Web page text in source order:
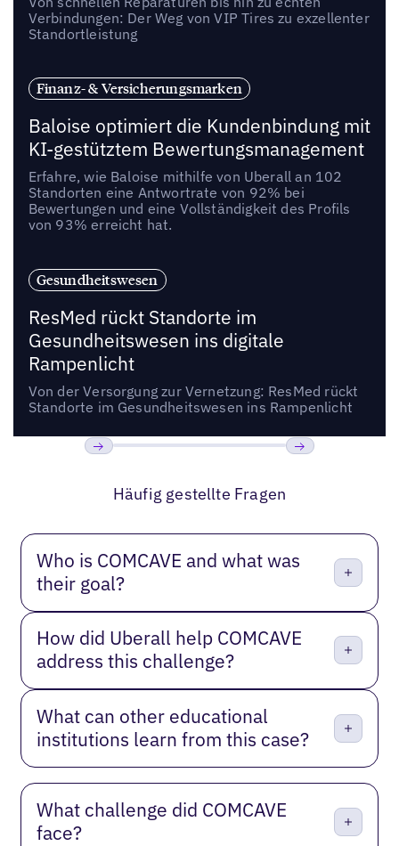
Verbindungen: Der Weg von VIP Tires zu exzellenter
Standortleistung
Finanz- & Versicherungsmarken
Baloise optimiert die Kundenbindung mit
KI-gestütztem Bewertungsmanagement
Erfahre, wie Baloise mithilfe von Uberall an 102
Standorten eine Antwortrate von 92% bei
Bewertungen und eine Vollständigkeit des Profils
von 93% erreicht hat.
Gesundheitswesen
ResMed rückt Standorte im
Gesundheitswesen ins digitale
Rampenlicht
Von der Versorgung zur Vernetzung: ResMed rückt
Standorte im Gesundheitswesen ins Rampenlicht
Häufig gestellte Fragen
Who is COMCAVE and what was
their goal?
How did Uberall help COMCAVE
address this challenge?
What can other educational
institutions learn from this case?
What challenge did COMCAVE
face?